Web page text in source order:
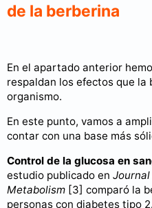
de la berberina
En el apartado anterior
respaldan los efectos que la
organismo.
En este punto, vamos a
contar con una base más
Control de la glucosa en
estudio publicado en Journal
Metabolism [3] comparó la
personas con diabetes tipo 2.